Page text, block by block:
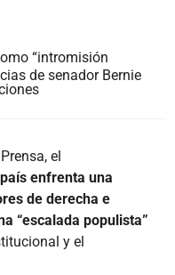
“intromisión
de senador Bernie
el
enfrenta una
de derecha e
“escalada populista”
y el